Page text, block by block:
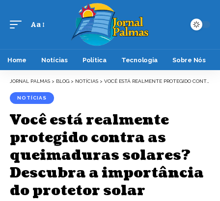
Font
Aa
Home Notícias Política Tecnologia Sobre Nós
JORNAL PALMAS > BLOG > NOTÍCIAS > VOCÊ ESTÁ REALMENTE PROTEGIDO CONTRA AS QUEIMADURAS SOLARES? DESCUBRA A IMPORTÂNCIA DO PROTETOR SOLAR
NOTÍCIAS
Você está realmente
protegido contra as
queimaduras solares?
Descubra a importância
do protetor solar